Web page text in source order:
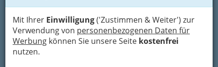
Mit Ihrer Einwilligung('Zustimmen & Weiter') zur
Verwendung von personenbezogenen Daten für
Werbung können Sie unsere Seite kostenfrei
nutzen.
Karte